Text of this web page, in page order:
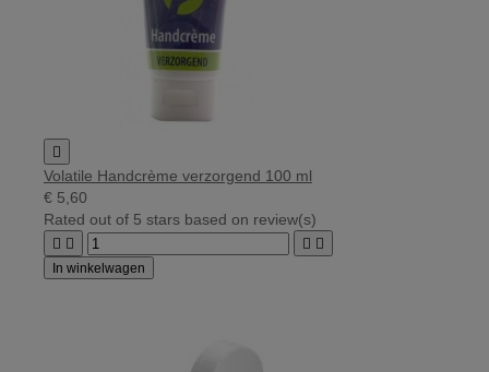

Volatile Handcrème verzorgend 100 ml
€ 5,60
Rated out of 5 stars based on review(s)
   
In winkelwagen